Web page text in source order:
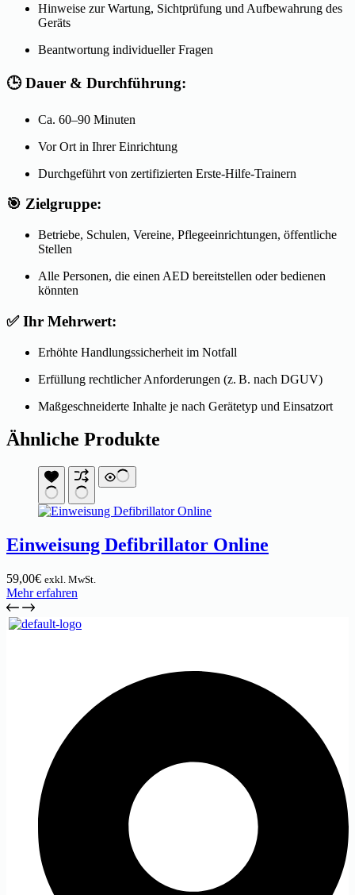
Hinweise zur Wartung, Sichtprüfung und Aufbewahrung des
Geräts
Beantwortung individueller Fragen
🕒 Dauer & Durchführung:
Ca. 60–90 Minuten
Vor Ort in Ihrer Einrichtung
Durchgeführt von zertifizierten Erste-Hilfe-Trainern
🎯 Zielgruppe:
Betriebe, Schulen, Vereine, Pflegeeinrichtungen, öffentliche
Stellen
Alle Personen, die einen AED bereitstellen oder bedienen
könnten
✅ Ihr Mehrwert:
Erhöhte Handlungssicherheit im Notfall
Erfüllung rechtlicher Anforderungen (z. B. nach DGUV)
Maßgeschneiderte Inhalte je nach Gerätetyp und Einsatzort
Ähnliche Produkte
Einweisung Defibrillator Online
59,00€ exkl. MwSt.
Mehr erfahren